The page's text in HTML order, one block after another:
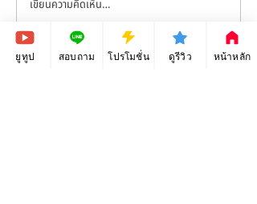
Adobe Photoshop -
เขียนความคิดเห็น…
ยูทูป สอบถาม โปรโมชั่น ดูรีวิว หน้าหลัก